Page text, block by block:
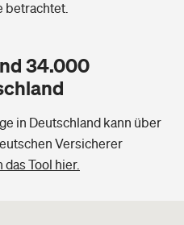
betrachtet.
34.000
in Deutschland kann über
Versicherer
das Tool hier.